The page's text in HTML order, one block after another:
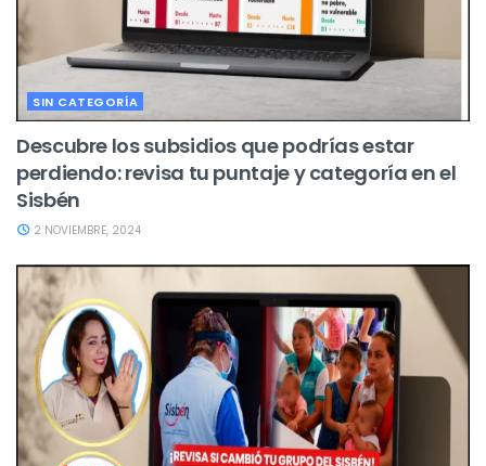
SIN CATEGORÍA
Descubre los subsidios que podrías estar
perdiendo: revisa tu puntaje y categoría en el
Sisbén
2 NOVIEMBRE, 2024